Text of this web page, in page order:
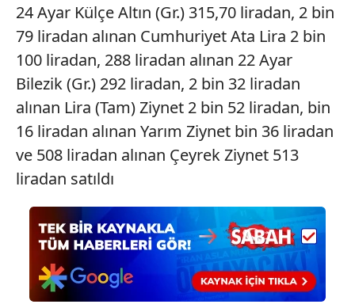
24 Ayar Külçe Altın (Gr.) 315,70 liradan, 2 bin
79 liradan alınan Cumhuriyet Ata Lira 2 bin
100 liradan, 288 liradan alınan 22 Ayar
Bilezik (Gr.) 292 liradan, 2 bin 32 liradan
alınan Lira (Tam) Ziynet 2 bin 52 liradan, bin
16 liradan alınan Yarım Ziynet bin 36 liradan
ve 508 liradan alınan Çeyrek Ziynet 513
liradan satıldı